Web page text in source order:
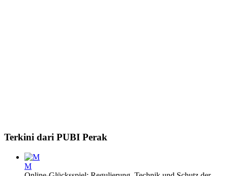
Terkini dari PUBI Perak
M